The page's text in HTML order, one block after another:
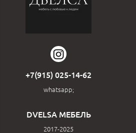
+7(915) 025-14-62
whatsapp;
DVELSA МЕБЕЛЬ
2017-2025